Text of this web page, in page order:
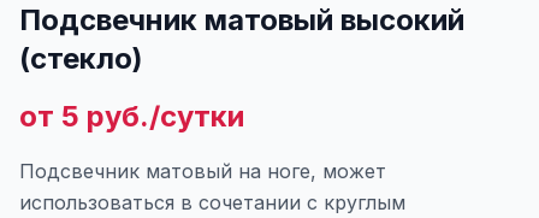
Подсвечник матовый высокий
(стекло)
от 5 руб./сутки
Подсвечник матовый на ноге, может
использоваться в сочетании с круглым